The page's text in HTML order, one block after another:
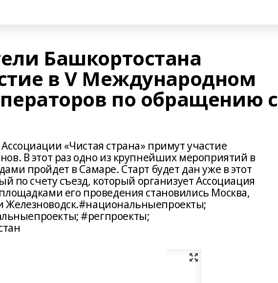
Башкортостана
в V Международном
по обращению с
«Чистая страна» примут участие
В этот раз одно из крупнейших мероприятий в
пройдет в Самаре. Старт будет дан уже в этот
по счету съезд, который организует Ассоциация
его проведения становились Москва,
Железноводск.#национальныепроекты;
#регпроекты;